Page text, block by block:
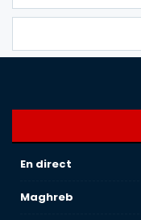
En direct
Maghreb